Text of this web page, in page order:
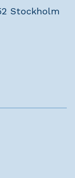
Stockholm